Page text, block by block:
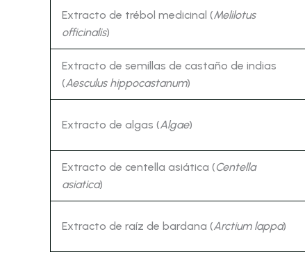
Extracto de trébol medicinal (Melilotus
officinalis)
Extracto de semillas de castaño de indias
(Aesculus hippocastanum)
Extracto de algas (Algae)
Extracto de centella asiática (Centella
asiatica)
Extracto de raíz de bardana (Arctium lappa)